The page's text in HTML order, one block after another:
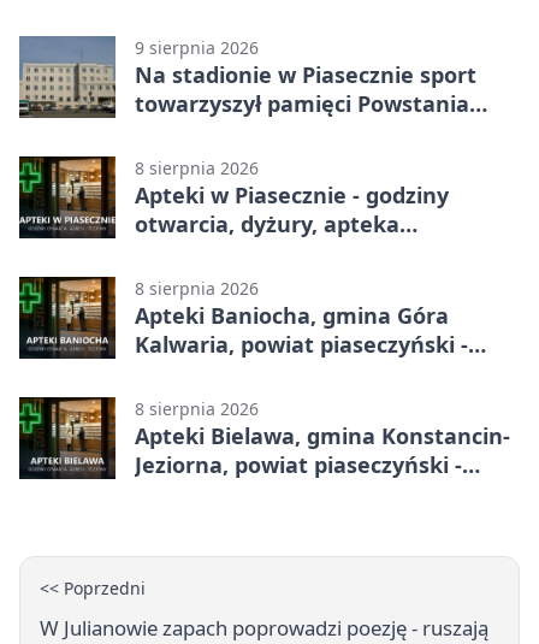
9 sierpnia 2026
Na stadionie w Piasecznie sport
towarzyszył pamięci Powstania
8 sierpnia 2026
Apteki w Piasecznie - godziny
otwarcia, dyżury, apteka
8 sierpnia 2026
Apteki Baniocha, gmina Góra
Kalwaria, powiat piaseczyński -
8 sierpnia 2026
Apteki Bielawa, gmina Konstancin-
Jeziorna, powiat piaseczyński -
<< Poprzedni
W Julianowie zapach poprowadzi poezję - ruszają